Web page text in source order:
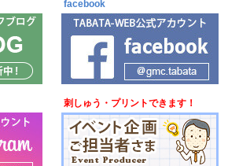
facebook
刺しゅう・プリントできます！